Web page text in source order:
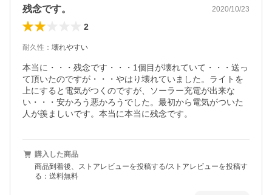
残念です。 2020/10/23
2
耐久性 ： 壊れやすい
本当に・・・残念です・・・1個目が壊れていて・・・送っ
て頂いたのですが・・・やはり壊れていました。ライトを
上にすると電気がつくのですが、ソーラー充電が出来な
い・・・安かろう悪かろうでした。最初から電気がついた
人が羨ましいです。本当に本当に残念です。
購入した商品
商品到着後、ストアレビューを投稿する/ストアレビューを投稿す
る：送料無料